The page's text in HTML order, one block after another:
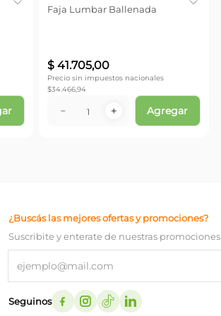
Faja Lumbar Ballenada
$ 41.705,00
Precio sin impuestos nacionales
$34.466,94
＋
－ Agregar
¿Buscás las mejores ofertas y promociones?
Suscribite y enterate de nuestras promociones
Seguinos